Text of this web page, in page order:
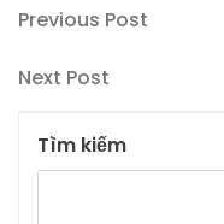
Điều
hướng
bài
viết
Previous
Previous Post
Next
Next Post
Tìm kiếm